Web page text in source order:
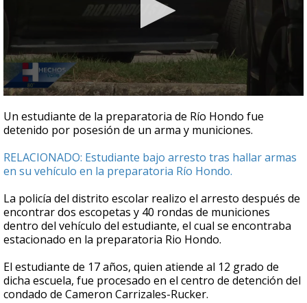
seconds
of
27
Un estudiante de la preparatoria de Río Hondo fue
detenido por posesión de un arma y municiones.
RELACIONADO: Estudiante bajo arresto tras hallar armas
en su vehículo en la preparatoria Río Hondo.
La policía del distrito escolar realizo el arresto después de
encontrar dos escopetas y 40 rondas de municiones
dentro del vehículo del estudiante, el cual se encontraba
estacionado en la preparatoria Rio Hondo.
El estudiante de 17 años, quien atiende al 12 grado de
dicha escuela, fue procesado en el centro de detención del
condado de Cameron Carrizales-Rucker.